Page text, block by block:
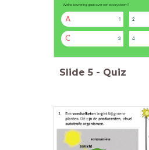
Welke bewering gaat over een ecosysteem?
A 1 2
C 3 4
Slide 5 - Quiz